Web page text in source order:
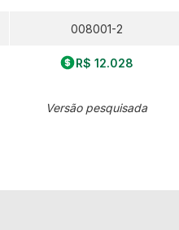
008001-2
R$ 12.028
Versão pesquisada